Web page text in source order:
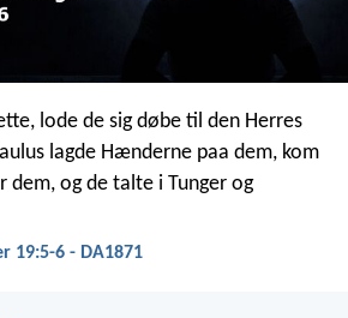
lode de sig døbe til den Herres
lagde Hænderne paa dem, kom
dem, og de talte i Tunger og
19:5-6 - DA1871